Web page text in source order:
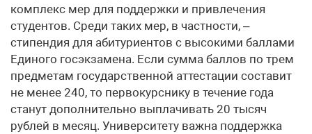
комплекс мер для поддержки и привлечения
студентов. Среди таких мер, в частности, –
стипендия для абитуриентов с высокими баллами
Единого госэкзамена. Если сумма баллов по трем
предметам государственной аттестации составит
не менее 240, то первокурснику в течение года
станут дополнительно выплачивать 20 тысяч
рублей в месяц. Университету важна поддержка